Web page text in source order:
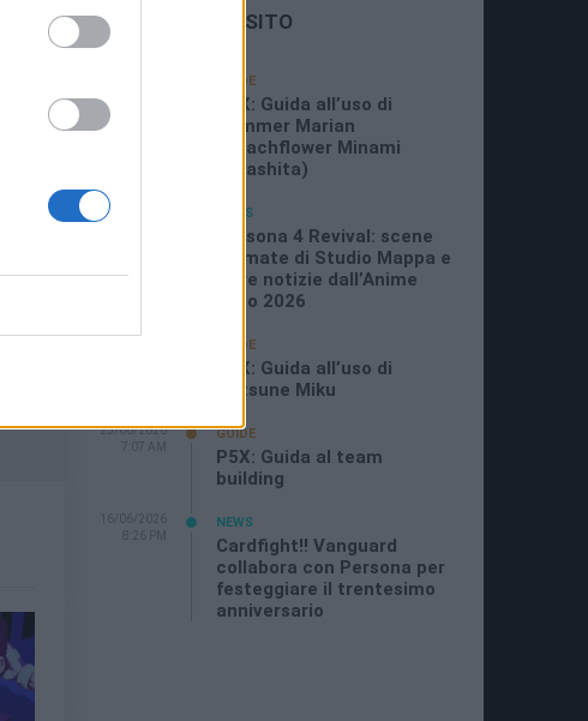
LE ULTIME DAL SITO
GUIDE
P5X: Guida all’uso di
Summer Marian
(Beachflower Minami
Miyashita)
05/07/2026
NEWS
Persona 4 Revival: scene
animate di Studio Mappa e
altre notizie dall’Anime
Expo 2026
GUIDE
P5X: Guida all’uso di
Hatsune Miku
25/06/2026
7:07 AM
GUIDE
P5X: Guida al team
building
16/06/2026
8:26 PM
NEWS
Cardfight!! Vanguard
collabora con Persona per
festeggiare il trentesimo
anniversario